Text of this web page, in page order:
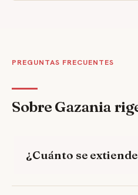
PREGUNTAS FRECUENTES
Sobre Gazania
¿Cuánto se